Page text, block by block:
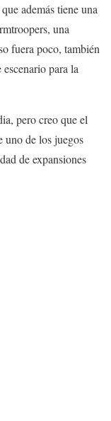
además tiene una
una
fuera poco, también
para la
pero creo que el
uno de los juegos
de expansiones